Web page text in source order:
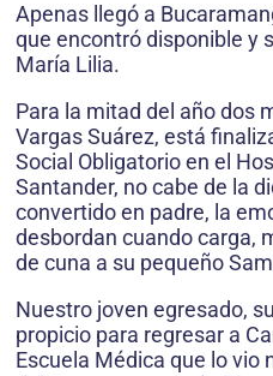
Apenas llegó a
que encontró disponible y
María Lilia.
Para la mitad del año dos
Vargas Suárez, está
Social Obligatorio en el
Santander, no cabe de la
convertido en padre, la
desbordan cuando carga,
de cuna a su pequeño
Nuestro joven egresado,
propicio para regresar a
Escuela Médica que lo vio